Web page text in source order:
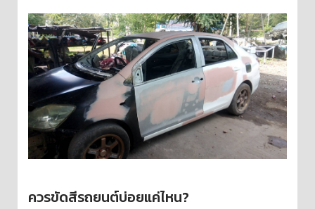
ควรขัดสีรถยนต์บ่อยแค่ไหน?